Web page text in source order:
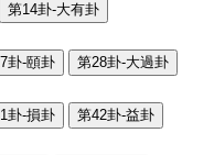
第14卦-大有卦
卦-頤卦 第28卦-大過卦
卦-損卦 第42卦-益卦